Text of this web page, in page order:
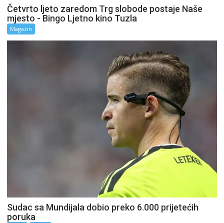
Četvrto ljeto zaredom Trg slobode postaje Naše
mjesto - Bingo Ljetno kino Tuzla
Magazin
Sudac sa Mundijala dobio preko 6.000 prijetećih
poruka